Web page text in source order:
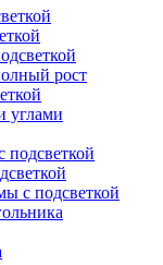
рост
углами
подсветкой
с подсветкой